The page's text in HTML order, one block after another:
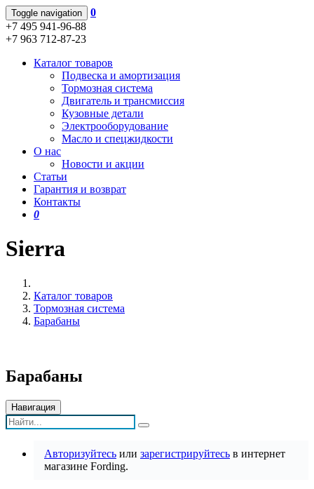
Toggle navigation
0
+7 495 941-96-88
+7 963 712-87-23
Каталог товаров
Подвеска и амортизация
Тормозная система
Двигатель и трансмиссия
Кузовные детали
Электрооборудование
Масло и спецжидкости
О нас
Новости и акции
Статьи
Гарантия и возврат
Контакты
0
Sierra
Каталог товаров
Тормозная система
Барабаны
Барабаны
Навигация
Авторизуйтесь или зарегистрируйтесь в интернет
магазине Fording.